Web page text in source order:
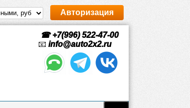
Авторизация
☎ +7(996) 522-47-00
📧 info@auto2x2.ru